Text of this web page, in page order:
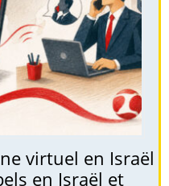
virtuel en Israël
en Israël et